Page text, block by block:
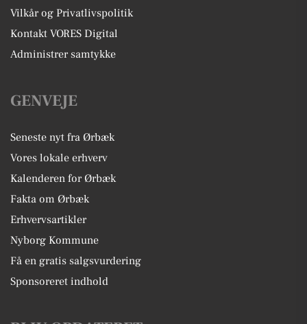
Vilkår og Privatlivspolitik
Kontakt VORES Digital
Administrer samtykke
GENVEJE
Seneste nyt fra Ørbæk
Vores lokale erhverv
Kalenderen for Ørbæk
Fakta om Ørbæk
Erhvervsartikler
Nyborg Kommune
Få en gratis salgsvurdering
Sponsoreret indhold